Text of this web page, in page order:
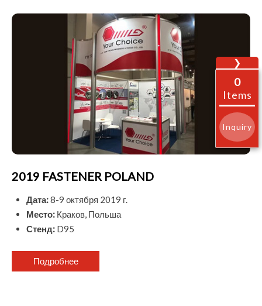
2019 FASTENER POLAND
Дата:8-9 октября 2019 г.
Место: Краков, Польша
Стенд: D95
Подробнее
❯
0
Items
Inquiry